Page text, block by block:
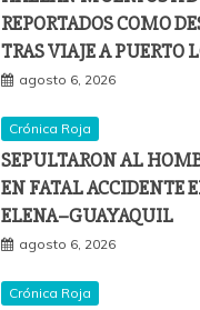
REPORTADOS COMO
TRAS VIAJE A PUERTO
agosto 6, 2026
Crónica Roja
SEPULTARON AL
EN FATAL ACCIDENTE
ELENA–GUAYAQUIL
agosto 6, 2026
Crónica Roja